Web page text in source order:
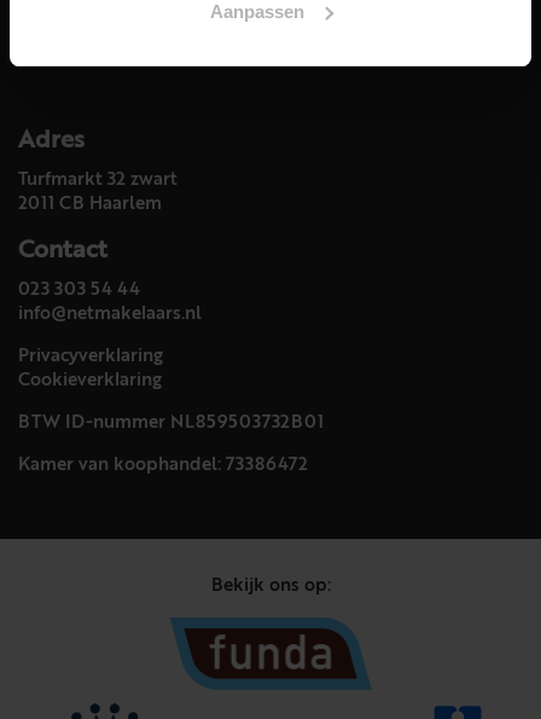
Aanpassen
Meer informatie over
Adres
Turfmarkt 32 zwart
2011 CB Haarlem
Contact
023 303 54 44
info@netmakelaars.nl
Privacyverklaring
Cookieverklaring
BTW ID-nummer NL859503732B01
Kamer van koophandel: 73386472
Bekijk ons op: